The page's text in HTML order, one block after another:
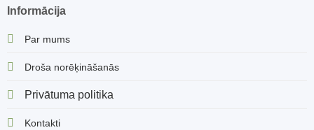
Informācija
Par mums
Droša norēķināšanās
Privātuma politika
Kontakti